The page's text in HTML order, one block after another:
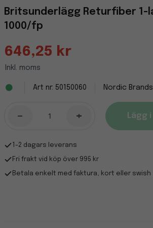
Britsunderlägg Returfiber 1-
1000/fp
646,25 kr
Inkl. moms
50150060 Nordic Brands
- + Lägg
1-2 dagars leverans
Fri frakt vid köp över 995 kr
Betala enkelt med faktura, kort eller swish